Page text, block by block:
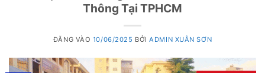
Thông Tại TPHCM
ĐĂNG VÀO 10/06/2025 BỞIADMIN XUÂN SƠN